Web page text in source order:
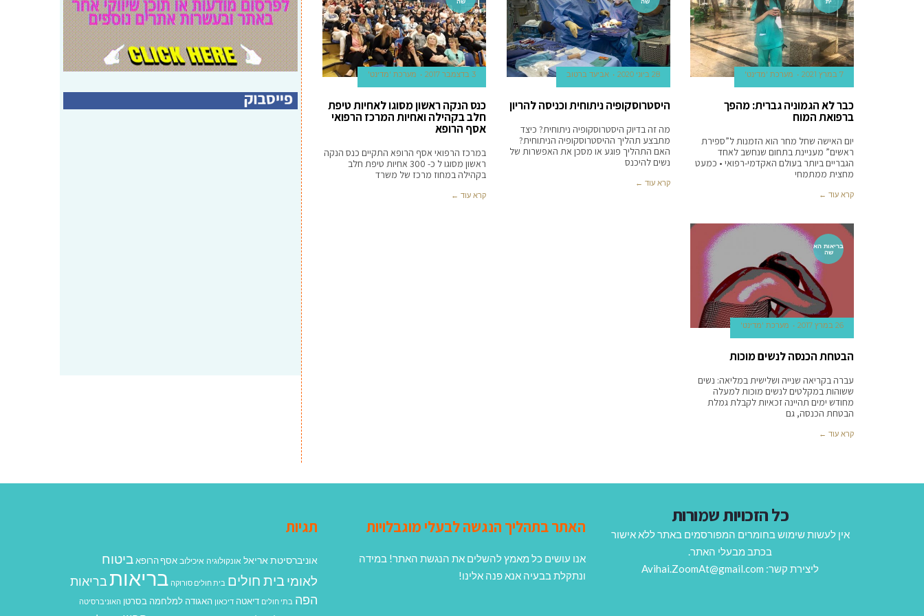
7 במרץ 2021 מערכת 'מדינט'
כבר לא הגמוניה גברית: מהפך
ברפואת המוח
יום האישה שחל מחר הוא הזמנות ל”ספירת
ראשים” מעניינת בתחום שנחשב לאחד
הגבריים ביותר בעולם האקדמי-רפואי • כמעט
מחצית ממתמחי
קרא עוד ←
28 ביוני 2020 אביעד ברטוב
היסטרוסקופיה ניתוחית וכניסה להריון
מה זה בדיוק היסטרוסקופיה ניתוחית? כיצד
מתבצע תהליך ההיסטרוסקופיה הניתוחית?
האם התהליך פוגע או מסכן את האפשרות של
נשים להיכנס
קרא עוד ←
3 בדצמבר 2017 מערכת 'מדינט'
כנס הנקה ראשון מסוגו לאחיות טיפת
חלב בקהילה ואחיות המרכז הרפואי
אסף הרופא
במרכז הרפואי אסף הרופא התקיים כנס הנקה
ראשון מסוגו ל כ- 300 אחיות טיפת חלב
בקהילה במחוז מרכז של משרד
קרא עוד ←
בריאות הא
שה
26 במרץ 2017 מערכת 'מדינט'
הבטחת הכנסה לנשים מוכות
עברה בקריאה שנייה ושלישית במליאה: נשים
ששוהות במקלטים לנשים מוכות למעלה
מחודש ימים תהיינה זכאיות לקבלת גמלת
הבטחת הכנסה, גם
קרא עוד ←
כל הזכויות שמורות
אין לעשות שימוש בחומרים המפורסמים באתר ללא אישור
בכתב מבעלי האתר.
ליצירת קשר: Avihai.ZoomAt@gmail.com
האתר בתהליך הנגשה לבעלי מוגבלויות
אנו עושים כל מאמץ להשלים את הנגשת האתר! במידה
ונתקלת בבעיה אנא פנה אלינו!
תגיות
אוניברסיטת אריאל אונקולוגיה איכילוב אסף הרופא ביטוח
לאומי בית חולים בית חולים סורוקה בריאות בריאות
הפה בתי חולים דיאטה דיכאון האגודה למלחמה בסרטן האוניברסיטה